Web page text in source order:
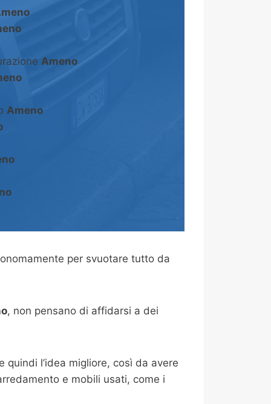
Ameno
Ameno
per svuotare tutto da
, non pensano di affidarsi a dei
quindi l’idea migliore, così da avere
e mobili usati, come i